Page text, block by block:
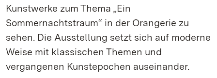
Kunstwerke zum Thema „Ein
Sommernachtstraum“ in der Orangerie zu
sehen. Die Ausstellung setzt sich auf moderne
Weise mit klassischen Themen und
vergangenen Kunstepochen auseinander.